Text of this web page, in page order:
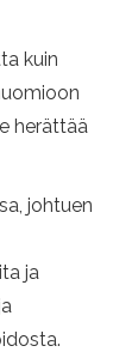
kuin
herättää
johtuen
ja